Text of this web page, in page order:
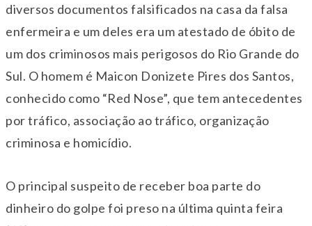
diversos documentos falsificados na casa da falsa
enfermeira e um deles era um atestado de óbito de
um dos criminosos mais perigosos do Rio Grande do
Sul. O homem é Maicon Donizete Pires dos Santos,
conhecido como “Red Nose”, que tem antecedentes
por tráfico, associação ao tráfico, organização
criminosa e homicídio.
O principal suspeito de receber boa parte do
dinheiro do golpe foi preso na última quinta feira